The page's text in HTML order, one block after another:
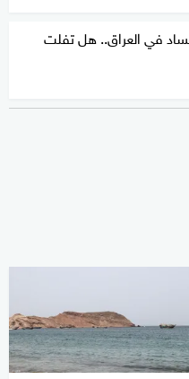
في العراق.. هل تفلت